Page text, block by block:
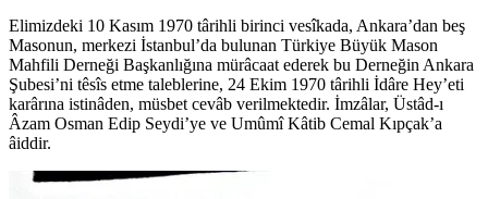
Elimizdeki 10 Kasım 1970 târihli birinci vesîkada, Ankara’dan beş
Masonun, merkezi İstanbul’da bulunan Türkiye Büyük Mason
Mahfili Derneği Başkanlığına mürâcaat ederek bu Derneğin Ankara
Şubesi’ni têsîs etme taleblerine, 24 Ekim 1970 târihli İdâre Hey’eti
karârına istinâden, müsbet cevâb verilmektedir. İmzâlar, Üstâd-ı
Âzam Osman Edip Seydi’ye ve Umûmî Kâtib Cemal Kıpçak’a
âiddir.